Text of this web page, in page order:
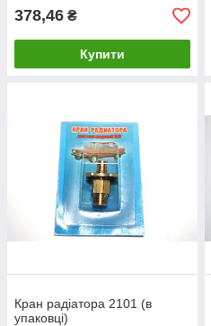
378,46 ₴
Купити
Кран радіатора 2101 (в
упаковці)